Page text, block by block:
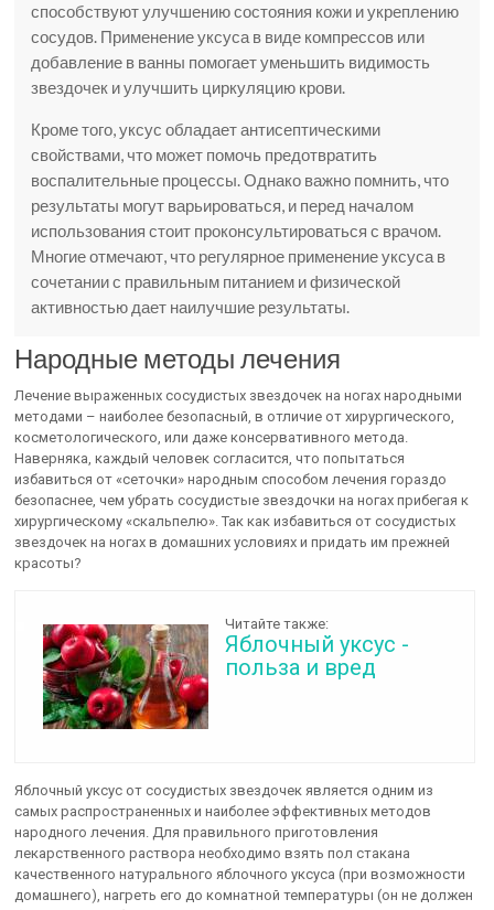
способствуют улучшению состояния кожи и укреплению
сосудов. Применение уксуса в виде компрессов или
добавление в ванны помогает уменьшить видимость
звездочек и улучшить циркуляцию крови.
Кроме того, уксус обладает антисептическими
свойствами, что может помочь предотвратить
воспалительные процессы. Однако важно помнить, что
результаты могут варьироваться, и перед началом
использования стоит проконсультироваться с врачом.
Многие отмечают, что регулярное применение уксуса в
сочетании с правильным питанием и физической
активностью дает наилучшие результаты.
Народные методы лечения
Лечение выраженных сосудистых звездочек на ногах народными
методами – наиболее безопасный, в отличие от хирургического,
косметологического, или даже консервативного метода.
Наверняка, каждый человек согласится, что попытаться
избавиться от «сеточки» народным способом лечения гораздо
безопаснее, чем убрать сосудистые звездочки на ногах прибегая к
хирургическому «скальпелю». Так как избавиться от сосудистых
звездочек на ногах в домашних условиях и придать им прежней
красоты?
Читайте также:
Яблочный уксус -
польза и вред
Яблочный уксус от сосудистых звездочек является одним из
самых распространенных и наиболее эффективных методов
народного лечения. Для правильного приготовления
лекарственного раствора необходимо взять пол стакана
качественного натурального яблочного уксуса (при возможности
домашнего), нагреть его до комнатной температуры (он не должен